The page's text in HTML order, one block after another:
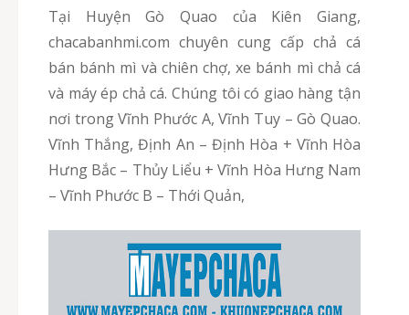
Tại Huyện Gò Quao của Kiên Giang,
chacabanhmi.com chuyên cung cấp chả cá
bán bánh mì và chiên chợ, xe bánh mì chả cá
và máy ép chả cá. Chúng tôi có giao hàng tận
nơi trong Vĩnh Phước A, Vĩnh Tuy – Gò Quao.
Vĩnh Thắng, Định An – Định Hòa + Vĩnh Hòa
Hưng Bắc – Thủy Liểu + Vĩnh Hòa Hưng Nam
– Vĩnh Phước B – Thới Quản,